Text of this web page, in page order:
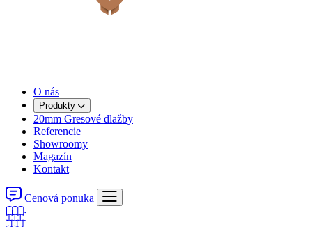
O nás
Produkty
20mm Gresové dlažby
Referencie
Showroomy
Magazín
Kontakt
Cenová ponuka